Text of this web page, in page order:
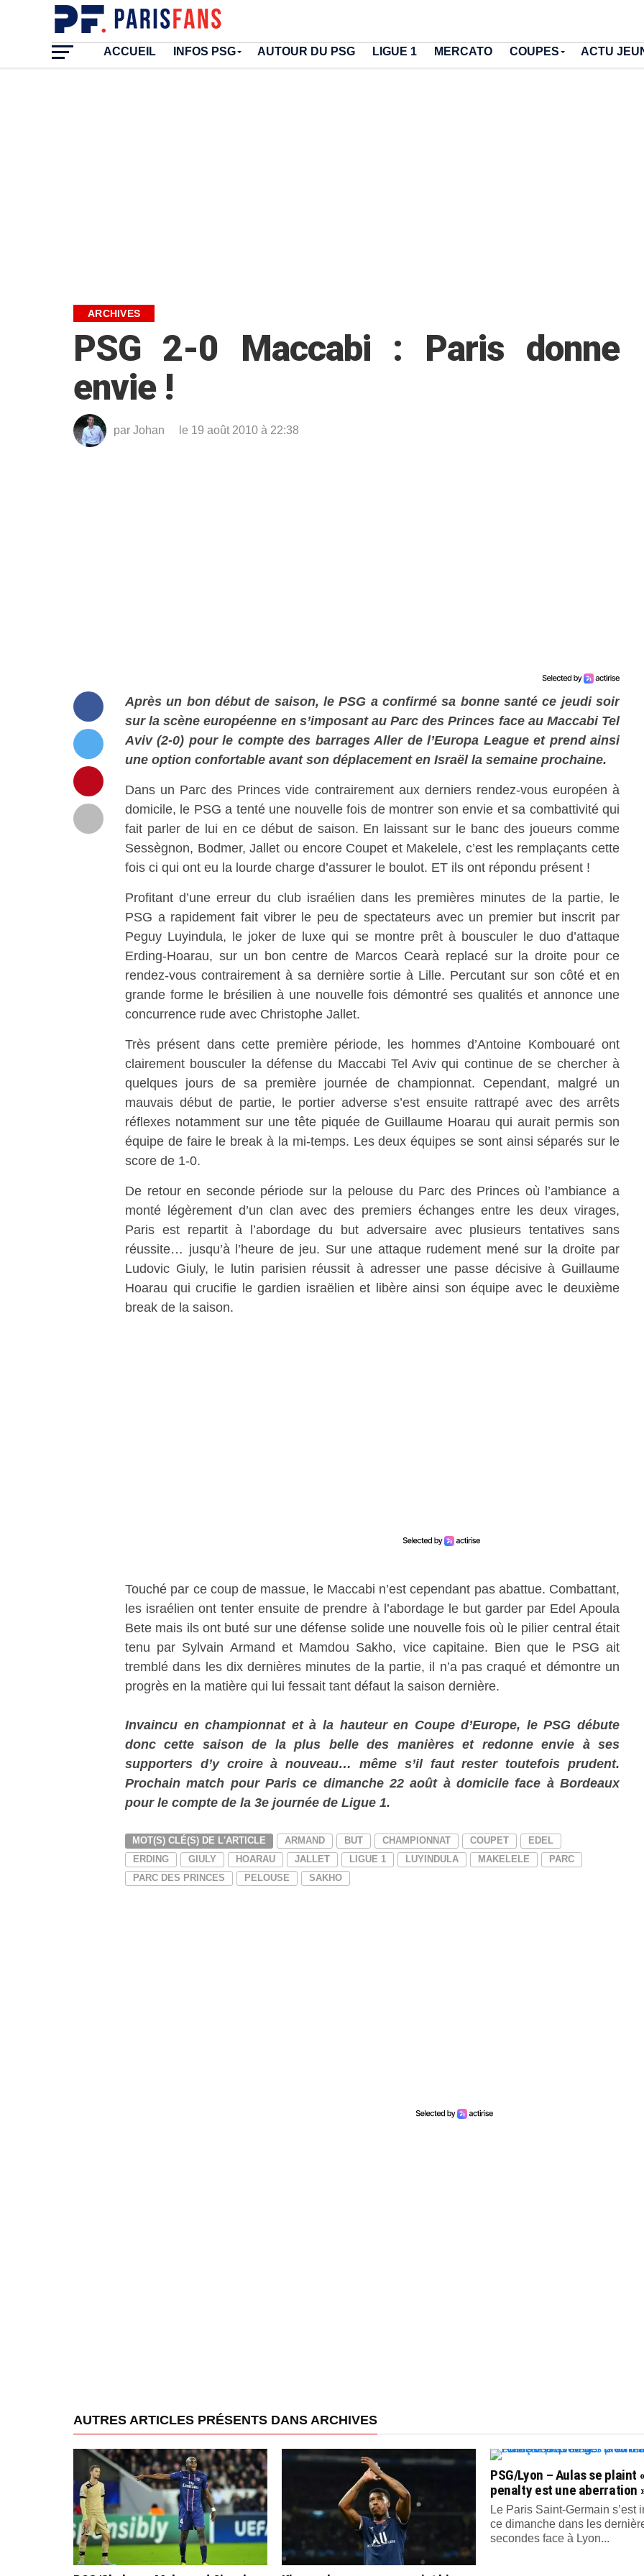
ACCUEIL INFOS PSG AUTOUR DU PSG LIGUE 1 MERCATO COUPES ACTU
ARCHIVES
PSG 2-0 Maccabi : Paris donne
envie !
par Johan le 19 août 2010 à 22:38
Après un bon début de saison, le PSG a confirmé sa bonne santé ce jeudi soir
sur la scène européenne en s’imposant au Parc des Princes face au Maccabi Tel
Aviv (2-0) pour le compte des barrages Aller de l’Europa League et prend ainsi
une option confortable avant son déplacement en Israël la semaine prochaine.
Dans un Parc des Princes vide contrairement aux derniers rendez-vous européen à
domicile, le PSG a tenté une nouvelle fois de montrer son envie et sa combattivité qui
fait parler de lui en ce début de saison. En laissant sur le banc des joueurs comme
Sessègnon, Bodmer, Jallet ou encore Coupet et Makelele, c’est les remplaçants cette
fois ci qui ont eu la lourde charge d’assurer le boulot. ET ils ont répondu présent !
Profitant d’une erreur du club israélien dans les premières minutes de la partie, le
PSG a rapidement fait vibrer le peu de spectateurs avec un premier but inscrit par
Peguy Luyindula, le joker de luxe qui se montre prêt à bousculer le duo d’attaque
Erding-Hoarau, sur un bon centre de Marcos Cearà replacé sur la droite pour ce
rendez-vous contrairement à sa dernière sortie à Lille. Percutant sur son côté et en
grande forme le brésilien à une nouvelle fois démontré ses qualités et annonce une
concurrence rude avec Christophe Jallet.
Très présent dans cette première période, les hommes d’Antoine Kombouaré ont
clairement bousculer la défense du Maccabi Tel Aviv qui continue de se chercher à
quelques jours de sa première journée de championnat. Cependant, malgré un
mauvais début de partie, le portier adverse s’est ensuite rattrapé avec des arrêts
réflexes notamment sur une tête piquée de Guillaume Hoarau qui aurait permis son
équipe de faire le break à la mi-temps. Les deux équipes se sont ainsi séparés sur le
score de 1-0.
De retour en seconde période sur la pelouse du Parc des Princes où l’ambiance a
monté légèrement d’un clan avec des premiers échanges entre les deux virages,
Paris est repartit à l’abordage du but adversaire avec plusieurs tentatives sans
réussite… jusqu’à l’heure de jeu. Sur une attaque rudement mené sur la droite par
Ludovic Giuly, le lutin parisien réussit à adresser une passe décisive à Guillaume
Hoarau qui crucifie le gardien israëlien et libère ainsi son équipe avec le deuxième
break de la saison.
Touché par ce coup de massue, le Maccabi n’est cependant pas abattue. Combattant,
les israélien ont tenter ensuite de prendre à l’abordage le but garder par Edel Apoula
Bete mais ils ont buté sur une défense solide une nouvelle fois où le pilier central était
tenu par Sylvain Armand et Mamdou Sakho, vice capitaine. Bien que le PSG ait
tremblé dans les dix dernières minutes de la partie, il n’a pas craqué et démontre un
progrès en la matière qui lui fessait tant défaut la saison dernière.
Invaincu en championnat et à la hauteur en Coupe d’Europe, le PSG débute
donc cette saison de la plus belle des manières et redonne envie à ses
supporters d’y croire à nouveau… même s’il faut rester toutefois prudent.
Prochain match pour Paris ce dimanche 22 août à domicile face à Bordeaux
pour le compte de la 3e journée de Ligue 1.
MOT(S) CLÉ(S) DE L'ARTICLE ARMAND BUT CHAMPIONNAT COUPET
EDEL
ERDING
GIULY HOARAU JALLET LIGUE 1 LUYINDULA MAKELELE
PARC
PARC DES PRINCES
PELOUSE SAKHO
AUTRES ARTICLES PRÉSENTS DANS ARCHIVES
PSG/Lyon – Aulas se plaint
penalty est une aberration
Le Paris Saint-Germain s’est
ce dimanche dans les
secondes face à Lyon...